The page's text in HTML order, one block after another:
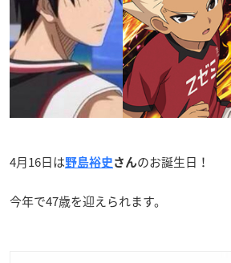
4月16日は野島裕史 さんのお誕生日！
今年で47歳を迎えられます。